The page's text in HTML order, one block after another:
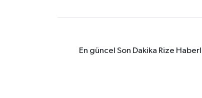
En güncel Son Dakika Rize